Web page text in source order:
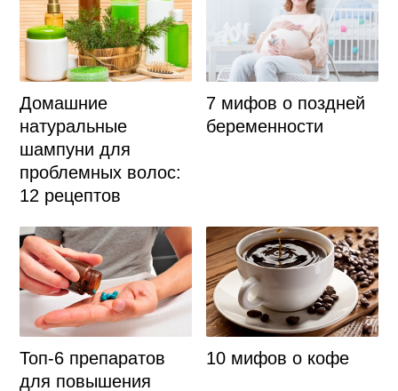
Домашние
натуральные
шампуни для
проблемных волос:
12 рецептов
7 мифов о поздней
беременности
Топ-6 препаратов
для повышения
10 мифов о кофе